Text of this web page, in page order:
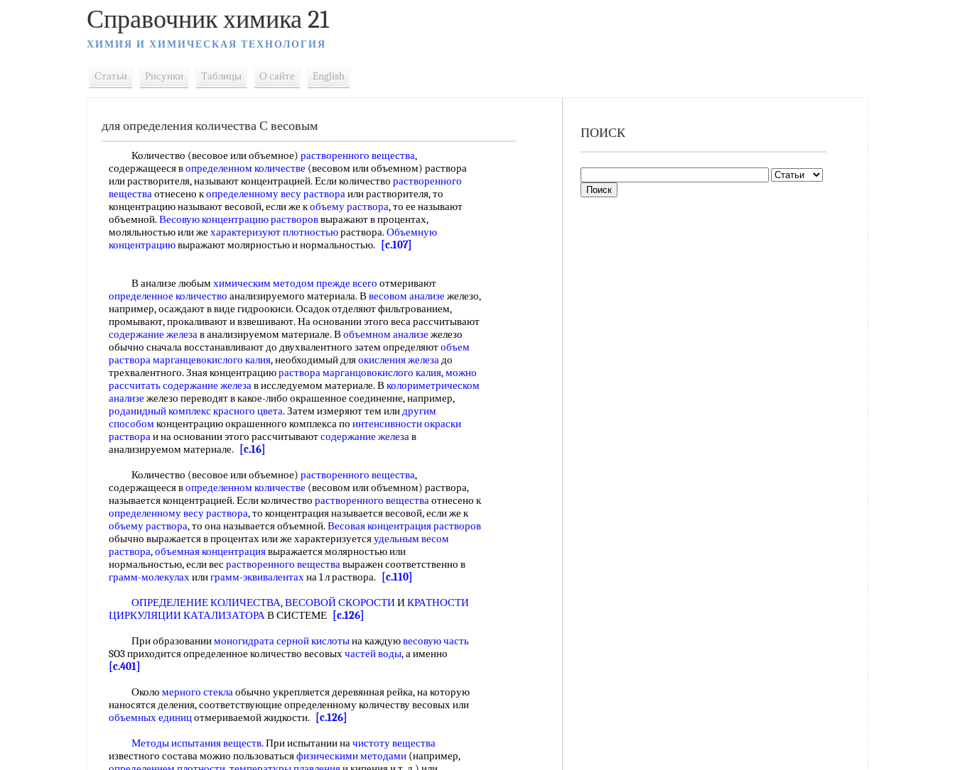
Справочник химика 21
ХИМИЯ И ХИМИЧЕСКАЯ ТЕХНОЛОГИЯ
Статьи Рисунки Таблицы О сайте English
для определения количества С весовым
Количество (весовое или объемное) растворенного вещества,
содержащееся вопределенном количестве (весовом или объемном) раствора
или растворителя, называют концентрацией. Если количество растворенного
веществаотнесено копределенному весу раствораили растворителя, то
концентрацию называют весовой, если же кобъему раствора, то ее называют
объемной.Весовую концентрацию раствороввыражают в процентах,
моляльностью или же характеризуют плотностьюраствора.Объемную
концентрациювыражают молярностью и нормальностью. [c.107]
В анализе любым химическим методом прежде всего отмеривают
определенное количество анализируемого материала. Ввесовом анализе железо,
например, осаждают в виде гидроокиси. Осадок отделяют фильтрованием,
промывают, прокаливают и взвешивают. На основании этого веса рассчитывают
содержание железав анализируемом материале. Вобъемном анализе железо
обычно сначала восстанавливают до двухвалентного затем определяютобъем
растворамарганцевокислого калия, необходимый дляокисления железадо
трехвалентного. Зная концентрациюраствора марганцовокислого калия,можно
рассчитатьсодержание железав исследуемом материале. Вколориметрическом
анализе железо переводят в какое-либо окрашенное соединение, например,
роданидный комплекскрасного цвета. Затем измеряют тем илидругим
способом концентрацию окрашенного комплекса по интенсивности окраски
раствораи на основании этого рассчитываютсодержание железав
анализируемом материале.
[c.16]
Количество (весовое или объемное) растворенного вещества,
содержащееся вопределенном количестве (весовом или объемном) раствора,
называется концентрацией. Если количество растворенного веществаотнесено к
определенному весу раствора, то концентрация называется весовой, если же к
объему раствора, то она называется объемной.Весовая концентрация растворов
обычно выражается в процентах или же характеризуетсяудельным весом
раствора,объемная концентрациявыражается молярностью или
нормальностью, если весрастворенного веществавыражен соответственно в
грамм-молекулахилиграмм-эквивалентахна 1 л раствора.
[c.110]
ОПРЕДЕЛЕНИЕ КОЛИЧЕСТВА,ВЕСОВОЙ СКОРОСТИИКРАТНОСТИ
ЦИРКУЛЯЦИИ КАТАЛИЗАТОРАВ СИСТЕМЕ
[c.126]
При образованиимоногидрата серной кислотына каждуювесовую часть
SO3 приходится определенное количество весовыхчастей воды, а именно
[c.401]
Около мерного стеклаобычно укрепляется деревянная рейка, на которую
наносятся деления, соответствующие определенному количеству весовых или
объемных единицотмериваемой жидкости.
[c.126]
Методы испытания веществ. При испытании начистоту вещества
известного состава можно пользоватьсяфизическими методами (например,
ПОИСК